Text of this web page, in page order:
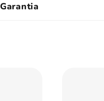
Garantia